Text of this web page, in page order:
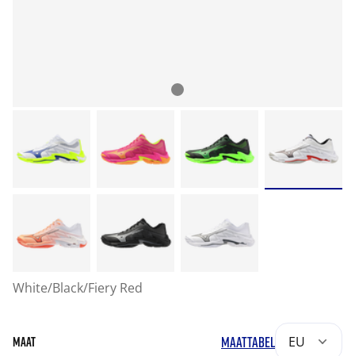
White/Black/Fiery Red
MAAT MAATTABEL EU